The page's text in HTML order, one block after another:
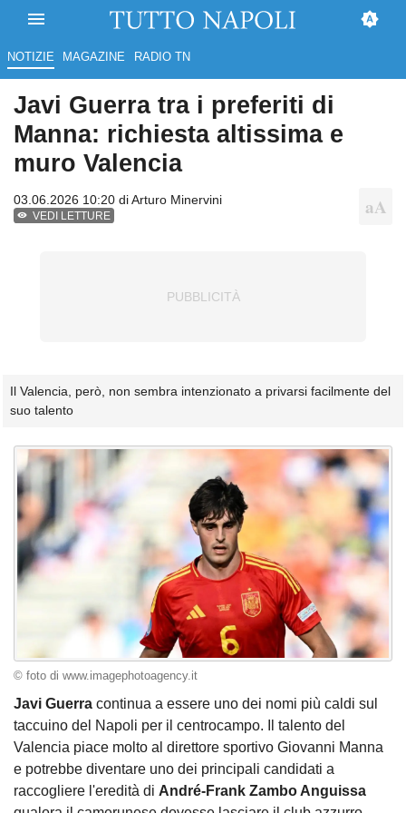
NOTIZIE MAGAZINE RADIO TN
Javi Guerra tra i preferiti di
Manna: richiesta altissima e
muro Valencia
03.06.2026 10:20 diArturo Minervini
VEDI LETTURE
Il Valencia, però, non sembra intenzionato a privarsi facilmente del
suo talento
© foto di www.imagephotoagency.it
Javi Guerra continua a essere uno dei nomi più caldi sul
taccuino del Napoli per il centrocampo. Il talento del
Valencia piace molto al direttore sportivo Giovanni Manna
e potrebbe diventare uno dei principali candidati a
raccogliere l'eredità di André-Frank Zambo Anguissa